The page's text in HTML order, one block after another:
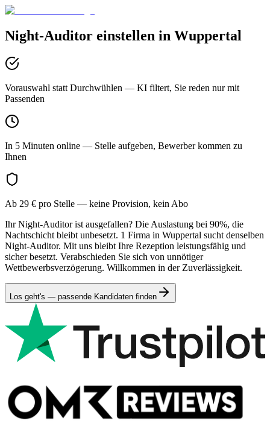
Night-Auditor einstellen in Wuppertal
Vorauswahl statt Durchwühlen — KI filtert, Sie reden nur mit
Passenden
In 5 Minuten online — Stelle aufgeben, Bewerber kommen zu
Ihnen
Ab 29 € pro Stelle — keine Provision, kein Abo
Ihr Night-Auditor ist ausgefallen? Die Auslastung bei 90%, die
Nachtschicht bleibt unbesetzt. 1 Firma in Wuppertal sucht denselben
Night-Auditor. Mit uns bleibt Ihre Rezeption leistungsfähig und
sicher besetzt. Verabschieden Sie sich von unnötiger
Wettbewerbsverzögerung. Willkommen in der Zuverlässigkeit.
Los geht's — passende Kandidaten finden